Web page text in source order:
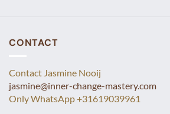
CONTACT
Contact Jasmine Nooij
jasmine@inner-change-mastery.com
Only WhatsApp +31619039961